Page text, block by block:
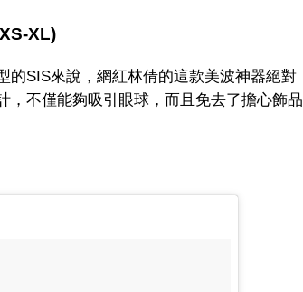
XL)
的SIS來說，網紅林倩的這款美波神器絕對
，不僅能夠吸引眼球，而且免去了擔心飾品